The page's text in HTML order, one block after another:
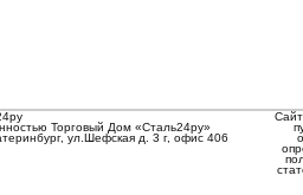
Торговый Дом «Сталь24ру»
ул.Шефская д. 3 г, офис 406